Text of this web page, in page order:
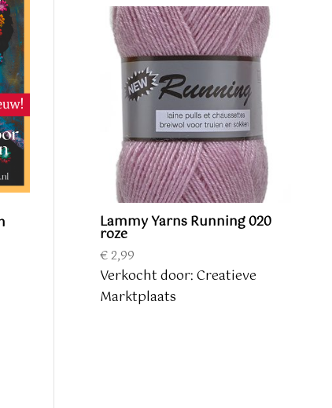
Lammy Yarns Running 020
roze
€2,99
Verkocht door: Creatieve
Marktplaats